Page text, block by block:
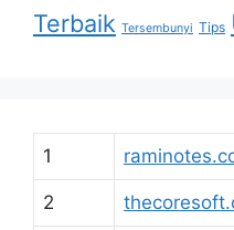
Terbaik Tersembunyi Tips
1
2